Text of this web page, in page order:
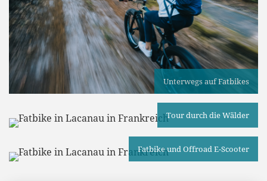
Unterwegs auf Fatbikes
Tour durch die Wälder
Fatbike und Offroad E-Scooter